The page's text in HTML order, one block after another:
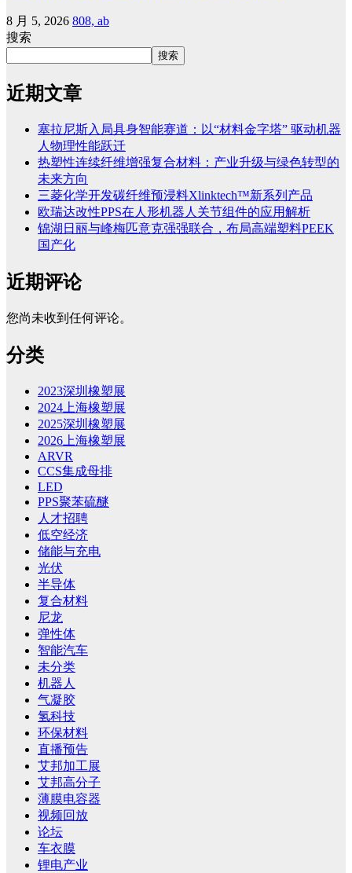
8 月 5, 2026 808, ab
搜索
搜索
近期文章
塞拉尼斯入局具身智能赛道：以“材料金字塔” 驱动机器
人物理性能跃迁
热塑性连续纤维增强复合材料：产业升级与绿色转型的
未来方向
三菱化学开发碳纤维预浸料Xlinktech™新系列产品
欧瑞达改性PPS在人形机器人关节组件的应用解析
锦湖日丽与峰梅匹意克强强联合，布局高端塑料PEEK
国产化
近期评论
您尚未收到任何评论。
分类
2023深圳橡塑展
2024上海橡塑展
2025深圳橡塑展
2026上海橡塑展
ARVR
CCS集成母排
LED
PPS聚苯硫醚
人才招聘
低空经济
储能与充电
光伏
半导体
复合材料
尼龙
弹性体
智能汽车
未分类
机器人
气凝胶
氢科技
环保材料
直播预告
艾邦加工展
艾邦高分子
薄膜电容器
视频回放
论坛
车衣膜
锂电产业